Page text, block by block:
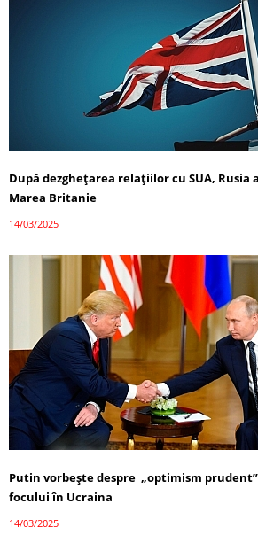
După dezghețarea relațiilor cu SUA, Rusia
Marea Britanie
14/03/2025
Putin vorbește despre „optimism
focului în Ucraina
14/03/2025